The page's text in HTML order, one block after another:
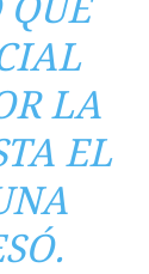
LA
EL